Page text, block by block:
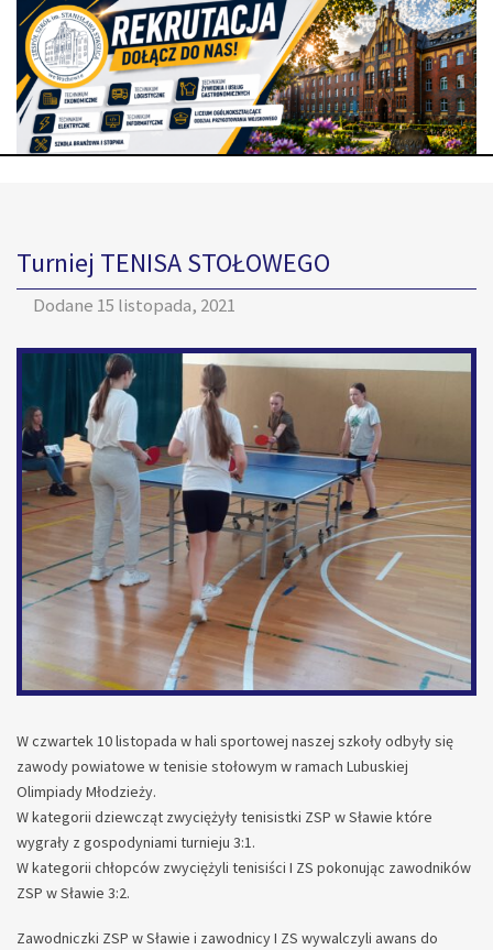
Turniej TENISA STOŁOWEGO
Dodane 15 listopada, 2021
W czwartek 10 listopada w hali sportowej naszej szkoły odbyły się
zawody powiatowe w tenisie stołowym w ramach Lubuskiej
Olimpiady Młodzieży.
W kategorii dziewcząt zwyciężyły tenisistki ZSP w Sławie które
wygrały z gospodyniami turnieju 3:1.
W kategorii chłopców zwyciężyli tenisiści I ZS pokonując zawodników
ZSP w Sławie 3:2.
Zawodniczki ZSP w Sławie i zawodnicy I ZS wywalczyli awans do